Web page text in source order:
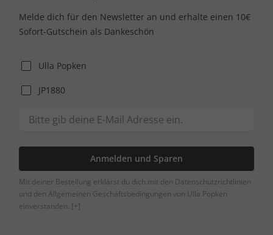
Melde dich für den Newsletter an und erhalte einen 10€
Sofort-Gutschein als Dankeschön
Ulla Popken
JP1880
Anmelden und Sparen
Mit deiner Bestellung erklärst du dich mit den Datenschutzrichtlinien
und den Allgemeinen Geschäftsbedingungen von Ulla Popken
einverstanden. [+]